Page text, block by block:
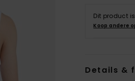
Dit product
Koop andere
Details &